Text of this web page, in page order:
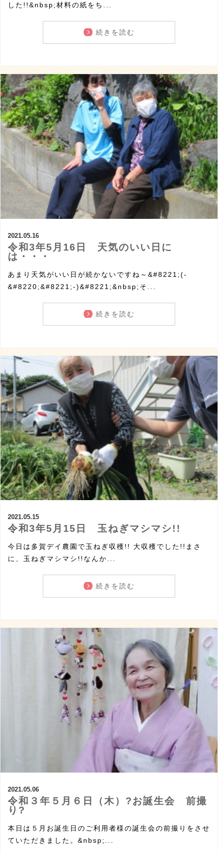
した!!&nbsp;材料の紙をち...
続きを読む
2021.05.16
令和3年5月16日 天気のいい日に
は・・・
あまり天気がいい日が続かないですね～&#8221;(-
&#8220;&#8221;-)&#8221;&nbsp;そ...
続きを読む
2021.05.15
令和3年5月15日 玉ねぎマシマシ!!
今日は多賀デイ農園で玉ねぎ収穫!! 大収穫でした!!まさ
に、玉ねぎマシマシ!!なんか...
続きを読む
2021.05.06
令和３年５月６日（木）?お誕生会 前撮
り?
本日は５月お誕生日のご利用者様の誕生会の前撮りをさせ
ていただきました。&nbsp;...